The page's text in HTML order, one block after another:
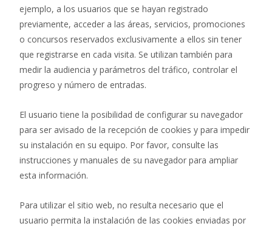
ejemplo, a los usuarios que se hayan registrado
previamente, acceder a las áreas, servicios, promociones
o concursos reservados exclusivamente a ellos sin tener
que registrarse en cada visita. Se utilizan también para
medir la audiencia y parámetros del tráfico, controlar el
progreso y número de entradas.
El usuario tiene la posibilidad de configurar su navegador
para ser avisado de la recepción de cookies y para impedir
su instalación en su equipo. Por favor, consulte las
instrucciones y manuales de su navegador para ampliar
esta información.
Para utilizar el sitio web, no resulta necesario que el
usuario permita la instalación de las cookies enviadas por